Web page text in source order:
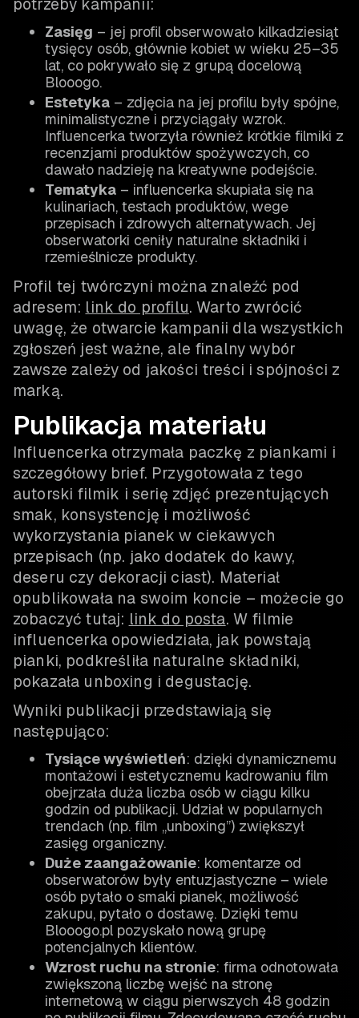
potrzeby kampanii:
Zasięg – jej profil obserwowało kilkadziesiąt
tysięcy osób, głównie kobiet w wieku 25–35
lat, co pokrywało się z grupą docelową
Blooogo.
Estetyka – zdjęcia na jej profilu były spójne,
minimalistyczne i przyciągały wzrok.
Influencerka tworzyła również krótkie filmiki z
recenzjami produktów spożywczych, co
dawało nadzieję na kreatywne podejście.
Tematyka – influencerka skupiała się na
kulinariach, testach produktów, wege
przepisach i zdrowych alternatywach. Jej
obserwatorki ceniły naturalne składniki i
rzemieślnicze produkty.
Profil tej twórczyni można znaleźć pod
adresem: link do profilu. Warto zwrócić
uwagę, że otwarcie kampanii dla wszystkich
zgłoszeń jest ważne, ale finalny wybór
zawsze zależy od jakości treści i spójności z
marką.
Publikacja materiału
Influencerka otrzymała paczkę z piankami i
szczegółowy brief. Przygotowała z tego
autorski filmik i serię zdjęć prezentujących
smak, konsystencję i możliwość
wykorzystania pianek w ciekawych
przepisach (np. jako dodatek do kawy,
deseru czy dekoracji ciast). Materiał
opublikowała na swoim koncie – możecie go
zobaczyć tutaj: link do posta. W filmie
influencerka opowiedziała, jak powstają
pianki, podkreśliła naturalne składniki,
pokazała unboxing i degustację.
Wyniki publikacji przedstawiają się
następująco:
Tysiące wyświetleń: dzięki dynamicznemu
montażowi i estetycznemu kadrowaniu film
obejrzała duża liczba osób w ciągu kilku
godzin od publikacji. Udział w popularnych
trendach (np. film „unboxing”) zwiększył
zasięg organiczny.
Duże zaangażowanie: komentarze od
obserwatorów były entuzjastyczne – wiele
osób pytało o smaki pianek, możliwość
zakupu, pytało o dostawę. Dzięki temu
Blooogo.pl pozyskało nową grupę
potencjalnych klientów.
Wzrost ruchu na stronie: firma odnotowała
zwiększoną liczbę wejść na stronę
internetową w ciągu pierwszych 48 godzin